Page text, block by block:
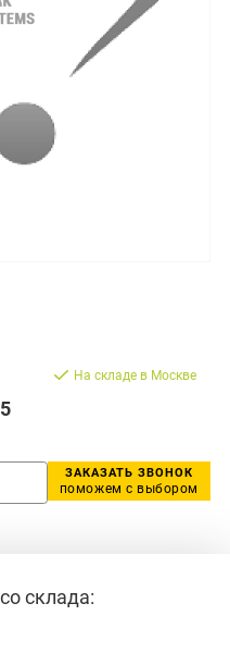
На складе в Москве
ЗАКАЗАТЬ ЗВОНОК
поможем с выбором
склада: